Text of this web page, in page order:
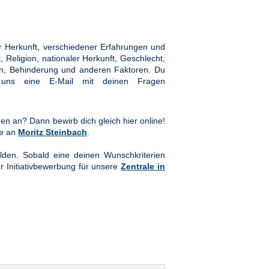
verschiedener Erfahrungen und
nationaler Herkunft, Geschlecht,
Behinderung und anderen Faktoren. Du
eine E-Mail mit deinen Fragen
an? Dann bewirb dich gleich hier online!
an Moritz Steinbach
Sobald eine deinen Wunschkriterien
Initiativbewerbung für unsereZentrale in